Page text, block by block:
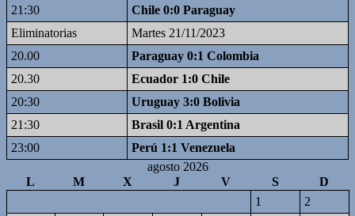
21:30
Chile 0:0 Paraguay
Eliminatorias
Martes 21/11/2023
20.00
Paraguay 0:1 Colombia
20.30
Ecuador 1:0 Chile
20:30
Uruguay 3:0 Bolivia
21:30
Brasil 0:1 Argentina
23:00
Perú 1:1 Venezuela
agosto 2026
L
M X J V S
D
1
2